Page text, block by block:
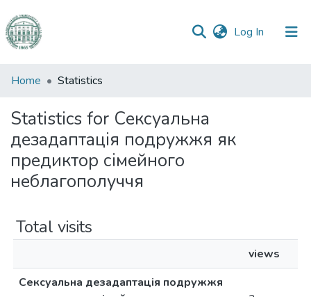
Log In (current)
Communities
Collections
All of DSpace
Home Statistics
Statistics for Сексуальна
дезадаптація подружжя як
предиктор сімейного
неблагополуччя
Total visits
views
Сексуальна дезадаптація подружжя